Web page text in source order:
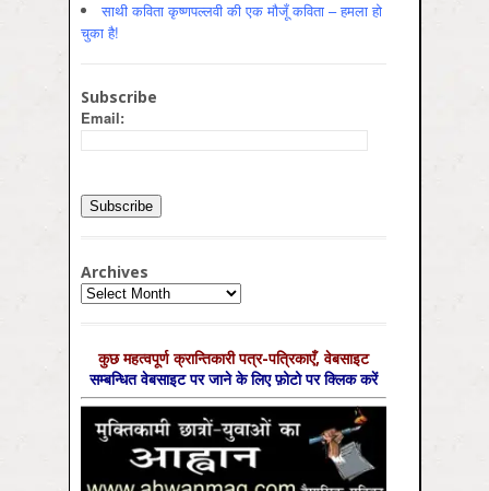
साथी कविता कृष्णपल्लवी की एक मौजूँ कविता – हमला हो
चुका है!
Subscribe
Email:
Archives
Archives
कुछ महत्‍वपूर्ण क्रान्तिकारी पत्र-पत्रिकाएँ, वेबसाइट
सम्‍बन्धित वेबसाइट पर जाने के लिए फ़ोटो पर क्लिक करें